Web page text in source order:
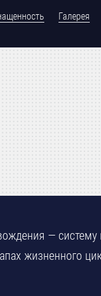
Галерея
—
жизненного